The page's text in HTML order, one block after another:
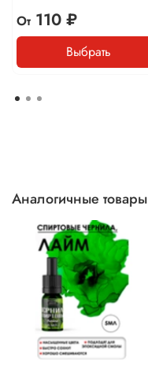
От110 ₽
Выбрать
Аналогичные товары